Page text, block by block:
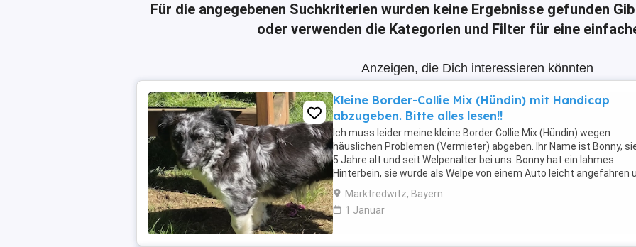
Für die angegebenen Suchkriterien wurden keine Ergebnisse gefunden
oder verwenden die Kategorien und Filter für eine
Anzeigen, die Dich interessieren könnten
Kleine Border-Collie Mix (Hündin) mit Handicap
abzugeben. Bitte alles lesen!!
Ich muss leider meine kleine Border Collie Mix (Hündin) wegen
häuslichen Problemen (Vermieter) abgeben. Ihr Name ist Bonny,
5 Jahre alt und seit Welpenalter bei uns. Bonny hat ein lahmes
Hinterbein, sie wurde als Welpe von einem Auto leicht angefahren
hat trotz Operation ein lahmes Bein ...
Marktredwitz, Bayern
1 Januar